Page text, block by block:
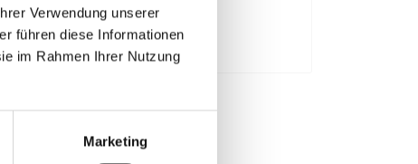
Verwendung unserer
führen diese Informationen
im Rahmen Ihrer Nutzung
Marketing
...